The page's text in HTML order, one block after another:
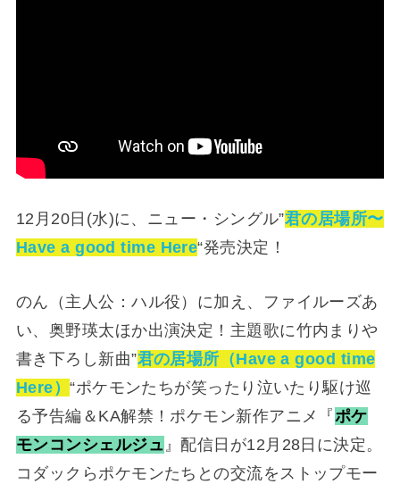
12月20日(水)に、ニュー・シングル”君の居場所〜
Have a good time Here“発売決定！
のん（主人公：ハル役）に加え、ファイルーズあ
い、奥野瑛太ほか出演決定！主題歌に竹内まりや
書き下ろし新曲”君の居場所（Have a good time
Here）“ポケモンたちが笑ったり泣いたり駆け巡
る予告編＆KA解禁！ポケモン新作アニメ『ポケ
モンコンシェルジュ 』配信日が12月28日に決定。
コダックらポケモンたちとの交流をストップモー